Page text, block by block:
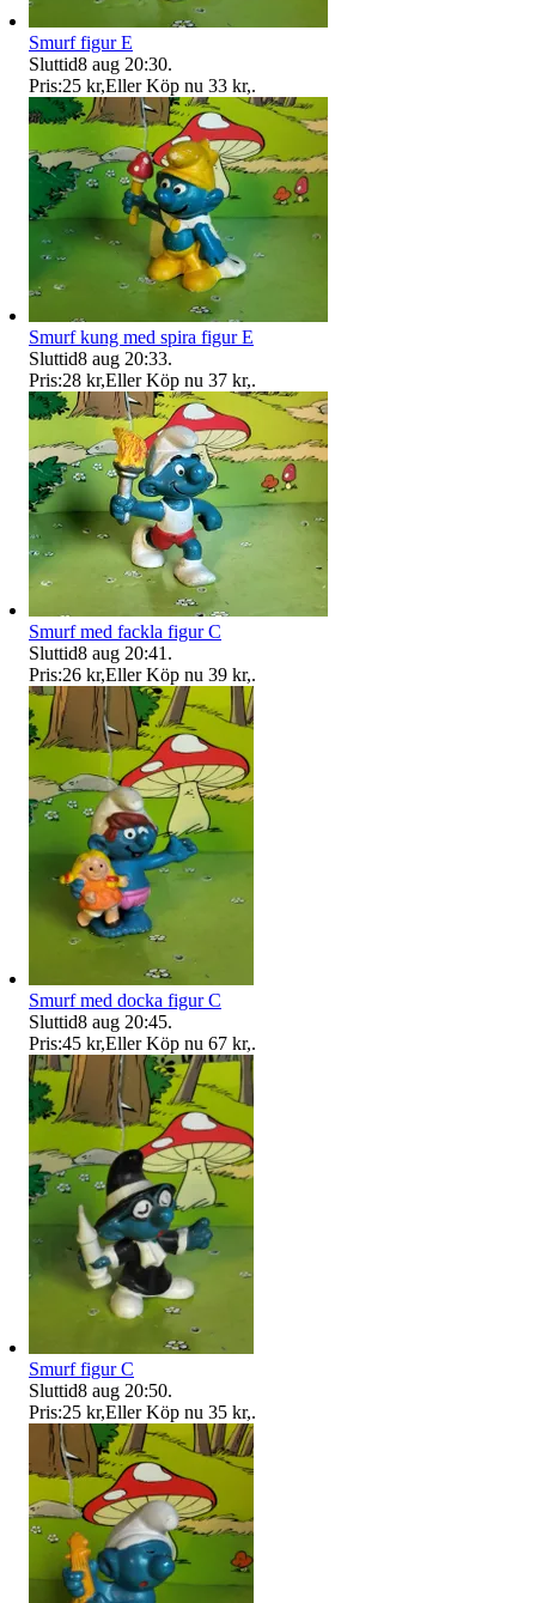
Smurf figur E
Sluttid8 aug 20:30.
Pris:25 kr,Eller Köp nu 33 kr,.
Smurf kung med spira figur E
Sluttid8 aug 20:33.
Pris:28 kr,Eller Köp nu 37 kr,.
Smurf med fackla figur C
Sluttid8 aug 20:41 .
Pris:26 kr,Eller Köp nu 39 kr,.
Smurf med docka figur C
Sluttid8 aug 20:45.
Pris:45 kr,Eller Köp nu 67 kr,.
Smurf figur C
Sluttid8 aug 20:50.
Pris:25 kr,Eller Köp nu 35 kr,.